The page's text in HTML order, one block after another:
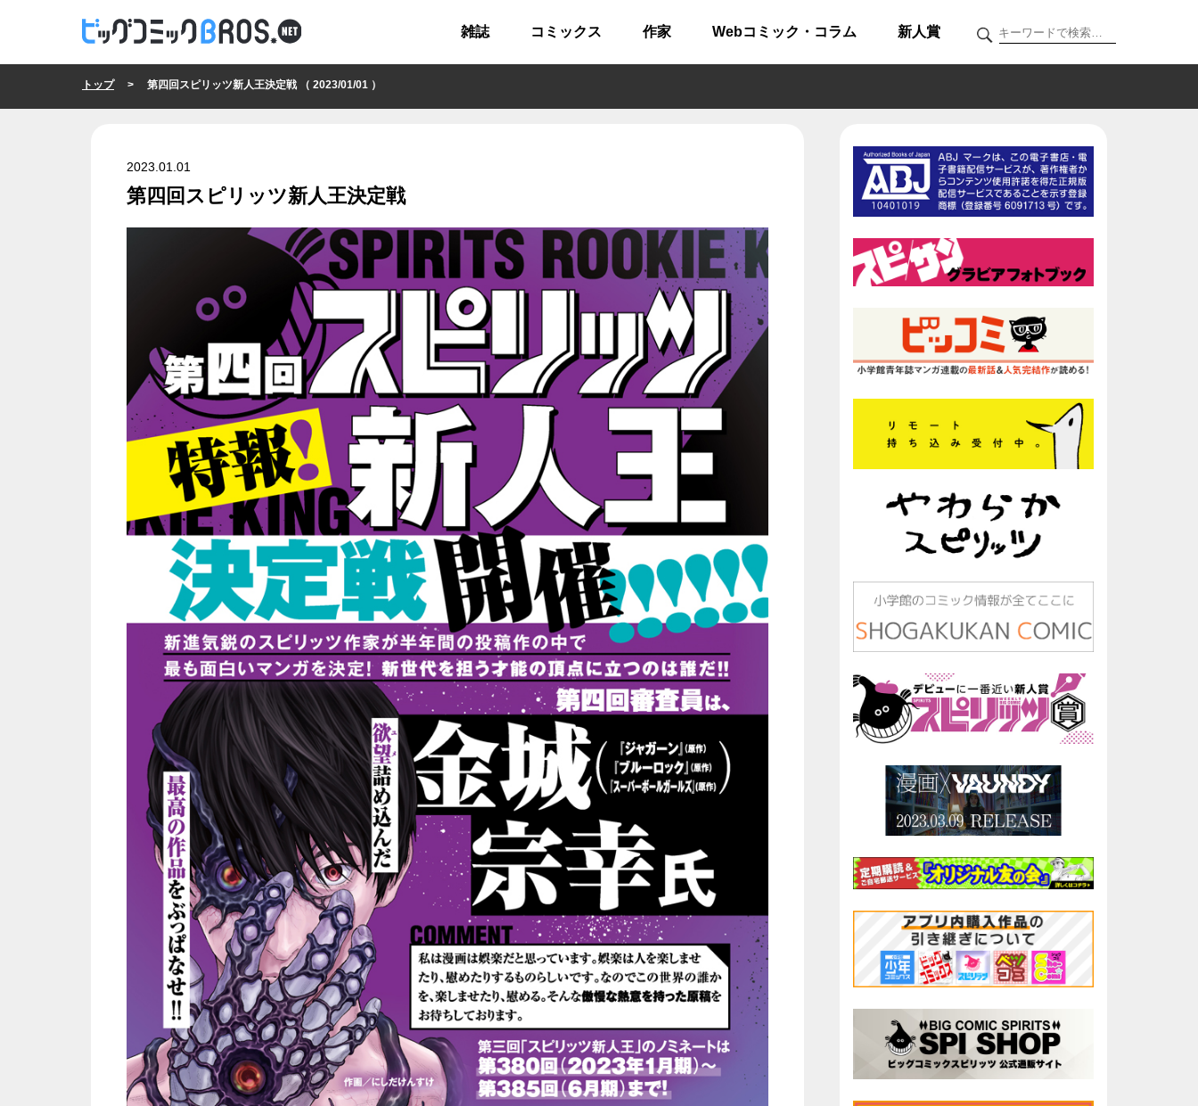
雑誌 コミックス 作家 Webコミック・コラム 新人賞
トップ> 第四回スピリッツ新人王決定戦 （ 2023/01/01 ）
2023.01.01
第四回スピリッツ新人王決定戦